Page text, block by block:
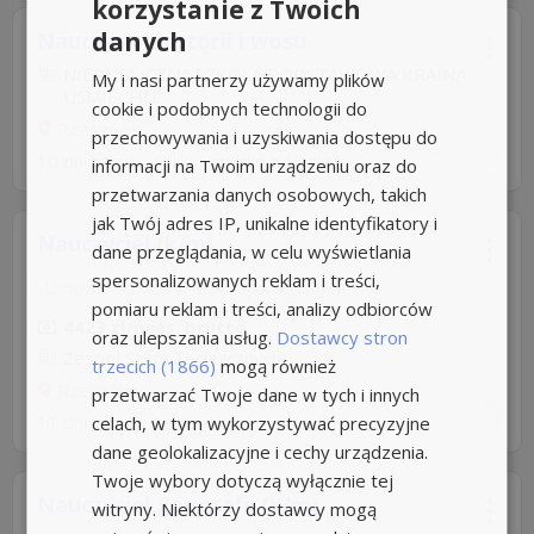
Nauczyciel historii i wosu
NIEPUBLICZNA SZKOŁA PODSTAWOWA KRAINA
UŚMIECHU...
Rzeszów
10 dni temu -Aplikuj szybko z Nuzle
Nauczyciel (k/m)
Umowa o pracę Rodzaj pracy: Stała
4423 zł/mies. brutto
Zespół Szkół Technicznych
Rzeszów
11 dni temu - Aplikuj szybko z Nuzle
Nauczyciel geografii (k/m)
korzystanie z Twoich
danych
My i nasi partnerzy używamy plików
cookie i podobnych technologii do
przechowywania i uzyskiwania dostępu do
informacji na Twoim urządzeniu oraz do
przetwarzania danych osobowych, takich
jak Twój adres IP, unikalne identyfikatory i
dane przeglądania, w celu wyświetlania
spersonalizowanych reklam i treści,
pomiaru reklam i treści, analizy odbiorców
oraz ulepszania usług. Dostawcy stron
trzecich (1866) mogą również
przetwarzać Twoje dane w tych i innych
celach, w tym wykorzystywać precyzyjne
dane geolokalizacyjne i cechy urządzenia.
Twoje wybory dotyczą wyłącznie tej
witryny. Niektórzy dostawcy mogą